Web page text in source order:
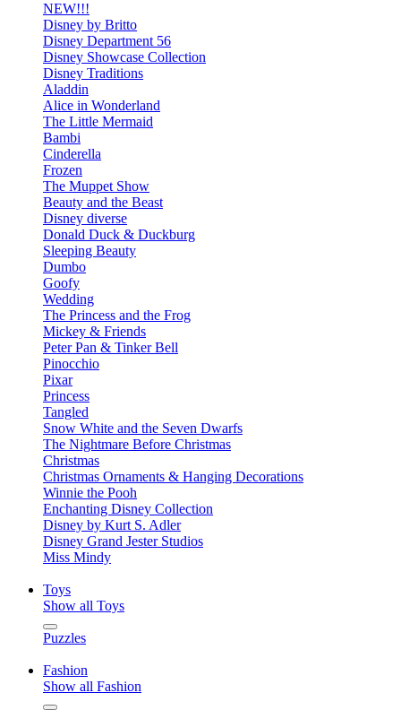
NEW!!!
Disney by Britto
Disney Department 56
Disney Showcase Collection
Disney Traditions
Aladdin
Alice in Wonderland
The Little Mermaid
Bambi
Cinderella
Frozen
The Muppet Show
Beauty and the Beast
Disney diverse
Donald Duck & Duckburg
Sleeping Beauty
Dumbo
Goofy
Wedding
The Princess and the Frog
Mickey & Friends
Peter Pan & Tinker Bell
Pinocchio
Pixar
Princess
Tangled
Snow White and the Seven Dwarfs
The Nightmare Before Christmas
Christmas
Christmas Ornaments & Hanging Decorations
Winnie the Pooh
Enchanting Disney Collection
Disney by Kurt S. Adler
Disney Grand Jester Studios
Miss Mindy
Toys
Show all Toys
Puzzles
Fashion
Show all Fashion